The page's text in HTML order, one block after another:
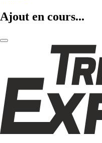
Ajout en cours...